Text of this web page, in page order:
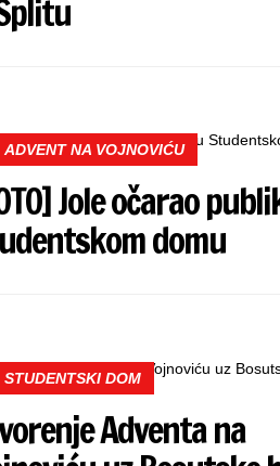
ADVENT NA VOJNOVIĆU
Jole očarao
domu
STUDENTSKI DOM
Adventa na